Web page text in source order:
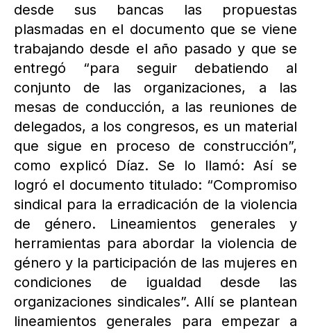
desde sus bancas las propuestas
plasmadas en el documento que se viene
trabajando desde el año pasado y que se
entregó “para seguir debatiendo al
conjunto de las organizaciones, a las
mesas de conducción, a las reuniones de
delegados, a los congresos, es un material
que sigue en proceso de construcción”,
como explicó Díaz. Se lo llamó: Así se
logró el documento titulado: “Compromiso
sindical para la erradicación de la violencia
de género. Lineamientos generales y
herramientas para abordar la violencia de
género y la participación de las mujeres en
condiciones de igualdad desde las
organizaciones sindicales”. Allí se plantean
lineamientos generales para empezar a